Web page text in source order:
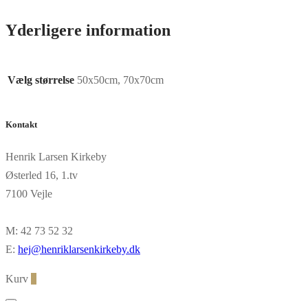
Yderligere information
Vælg størrelse 50x50cm, 70x70cm
Kontakt
Henrik Larsen Kirkeby
Østerled 16, 1.tv
7100 Vejle
M: 42 73 52 32
E: hej@henriklarsenkirkeby.dk
Kurv